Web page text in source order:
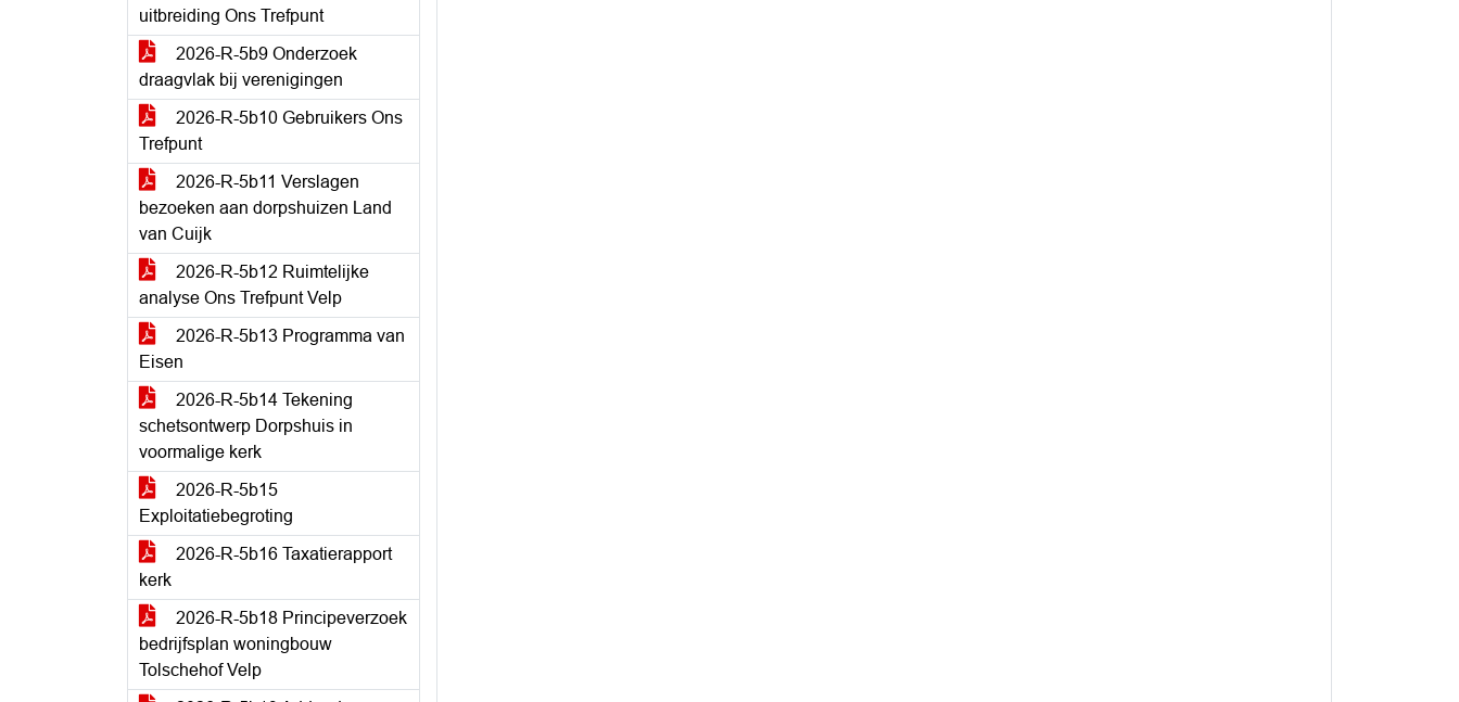
uitbreiding Ons Trefpunt
2026-R-5b9 Onderzoek
draagvlak bij verenigingen
2026-R-5b10 Gebruikers Ons
Trefpunt
2026-R-5b11 Verslagen
bezoeken aan dorpshuizen Land
van Cuijk
2026-R-5b12 Ruimtelijke
analyse Ons Trefpunt Velp
2026-R-5b13 Programma van
Eisen
2026-R-5b14 Tekening
schetsontwerp Dorpshuis in
voormalige kerk
2026-R-5b15
Exploitatiebegroting
2026-R-5b16 Taxatierapport
kerk
2026-R-5b18 Principeverzoek
bedrijfsplan woningbouw
Tolschehof Velp